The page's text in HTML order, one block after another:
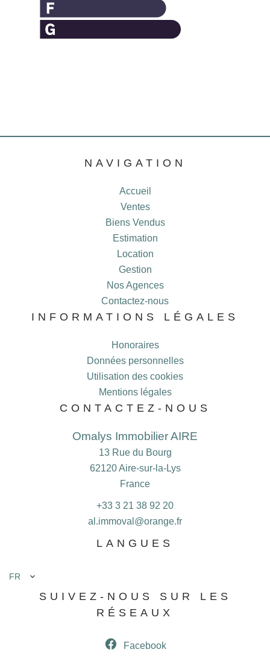
NAVIGATION
Accueil
Ventes
Biens Vendus
Estimation
Location
Gestion
Nos Agences
Contactez-nous
INFORMATIONS LÉGALES
Honoraires
Données personnelles
Utilisation des cookies
Mentions légales
CONTACTEZ-NOUS
Omalys Immobilier AIRE
13 Rue du Bourg
62120Aire-sur-la-Lys
France
+33 3 21 38 92 20
al.immoval@orange.fr
LANGUES
FR
SUIVEZ-NOUS SUR LES
RÉSEAUX
Facebook